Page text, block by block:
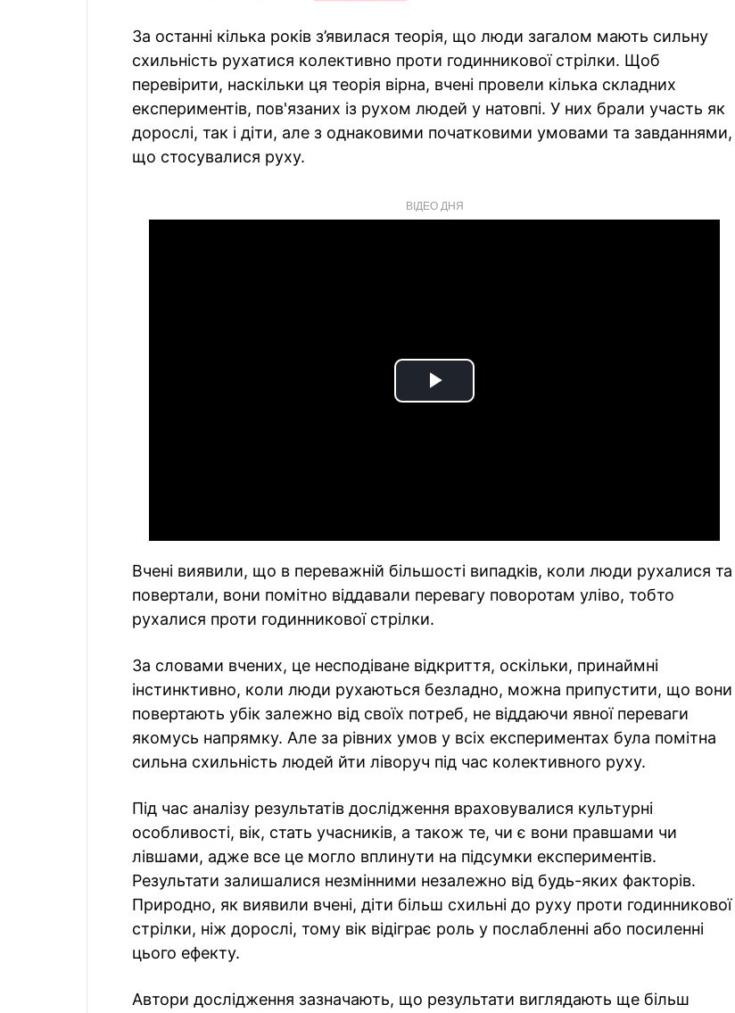
За останні кілька років з’явилася теорія, що люди загалом мають сильну
схильність рухатися колективно проти годинникової стрілки. Щоб
перевірити, наскільки ця теорія вірна, вчені провели кілька складних
експериментів, пов'язаних із рухом людей у натовпі. У них брали участь як
дорослі, так і діти, але з однаковими початковими умовами та завданнями,
що стосувалися руху.
ВІДЕО ДНЯ
Play
Вчені виявили, що в переважній більшості випадків, коли люди рухалися та
повертали, вони помітно віддавали перевагу поворотам уліво, тобто
рухалися проти годинникової стрілки.
За словами вчених, це несподіване відкриття, оскільки, принаймні
інстинктивно, коли люди рухаються безладно, можна припустити, що вони
повертають убік залежно від своїх потреб, не віддаючи явної переваги
якомусь напрямку. Але за рівних умов у всіх експериментах була помітна
сильна схильність людей йти ліворуч під час колективного руху.
Під час аналізу результатів дослідження враховувалися культурні
особливості, вік, стать учасників, а також те, чи є вони правшами чи
лівшами, адже все це могло вплинути на підсумки експериментів.
Результати залишалися незмінними незалежно від будь-яких факторів.
Природно, як виявили вчені, діти більш схильні до руху проти годинникової
стрілки, ніж дорослі, тому вік відіграє роль у послабленні або посиленні
цього ефекту.
Автори дослідження зазначають, що результати виглядають ще більш